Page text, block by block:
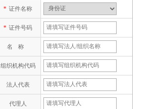
* 证件名称
* 证件号码
名称
组织机构代码
法人代表
代理人